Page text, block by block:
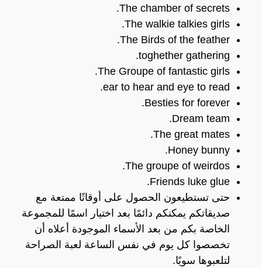
The chamber of secrets.
The walkie talkies girls.
The Birds of the feather.
toghether gathering.
The Groupe of fantastic girls.
ear to hear and eye to read.
Besties for forever.
Dream team.
The great mates.
Honey bunny.
The groupe of weirdos.
Friends luke glue.
حتى تستطيعون الحصول على أوقاتًا ممتعة مع
صديقاتكم يمكنكم دائمًا بعد اختيار اسمًا للمجموعة
الخاصة بكم من بعد الأسماء الموجودة أعلاه أن
تخصصوا كل يوم في نفس الساعة لعبة الصراحة
لتلعبوها سويًا.